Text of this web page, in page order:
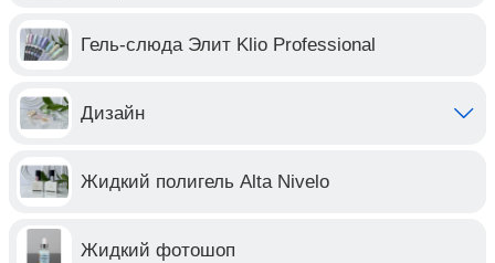
Гель-слюда Элит Klio Professional
Дизайн
Жидкий полигель Alta Nivelo
Жидкий фотошоп